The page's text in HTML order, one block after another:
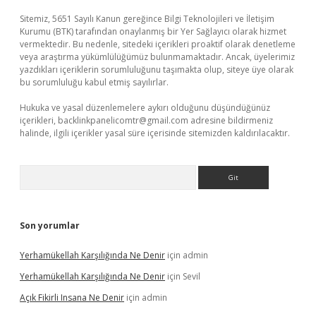
Sitemiz, 5651 Sayılı Kanun gereğince Bilgi Teknolojileri ve İletişim
Kurumu (BTK) tarafından onaylanmış bir Yer Sağlayıcı olarak hizmet
vermektedir. Bu nedenle, sitedeki içerikleri proaktif olarak denetleme
veya araştırma yükümlülüğümüz bulunmamaktadır. Ancak, üyelerimiz
yazdıkları içeriklerin sorumluluğunu taşımakta olup, siteye üye olarak
bu sorumluluğu kabul etmiş sayılırlar.
Hukuka ve yasal düzenlemelere aykırı olduğunu düşündüğünüz
içerikleri, backlinkpanelicomtr@gmail.com adresine bildirmeniz
halinde, ilgili içerikler yasal süre içerisinde sitemizden kaldırılacaktır.
Son yorumlar
Yerhamükellah Karşılığında Ne Denir için admin
Yerhamükellah Karşılığında Ne Denir için Sevil
Açık Fikirli Insana Ne Denir için admin